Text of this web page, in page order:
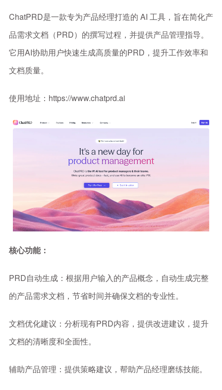
ChatPRD是一款专为产品经理打造的 AI 工具，旨在简化产
品需求文档（PRD）的撰写过程，并提供产品管理指导。
它用AI协助用户快速生成高质量的PRD，提升工作效率和
文档质量。
使用地址：https://www.chatprd.ai
核心功能：
PRD自动生成：根据用户输入的产品概念，自动生成完整
的产品需求文档，节省时间并确保文档的专业性。
文档优化建议：分析现有PRD内容，提供改进建议，提升
文档的清晰度和全面性。
辅助产品管理：提供策略建议，帮助产品经理磨练技能。